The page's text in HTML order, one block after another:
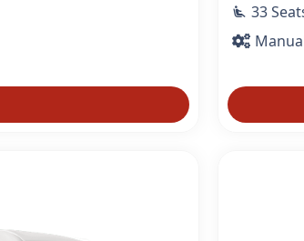
airline_seat_recline_extra 33